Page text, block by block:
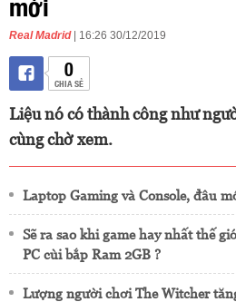
Real Madrid | 16:26 30/12/2019
0
CHIA SẺ
Liệu nó có thành công như
cùng chờ xem.
Laptop Gaming và Console, đâu
Sẽ ra sao khi game hay nhất thế
PC cùi bắp Ram 2GB ?
Lượng người chơi The Witcher